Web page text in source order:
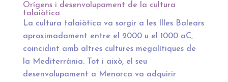
Orígens i desenvolupament de la cultura
talaiòtica
La cultura talaiòtica va sorgir a les Illes Balears
aproximadament entre el 2000 u el 1000 aC,
coincidint amb altres cultures megalítiques de
la Mediterrània. Tot i això, el seu
desenvolupament a Menorca va adquirir